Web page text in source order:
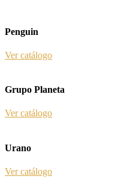
Penguin
Ver catálogo
Grupo Planeta
Ver catálogo
Urano
Ver catálogo